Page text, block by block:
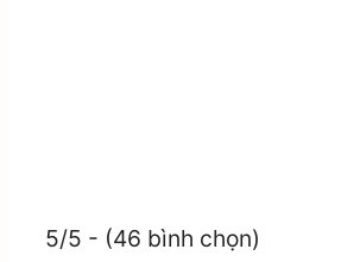
5/5 - (46 bình chọn)